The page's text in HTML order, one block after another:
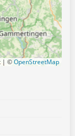
| ©OpenStreetMap